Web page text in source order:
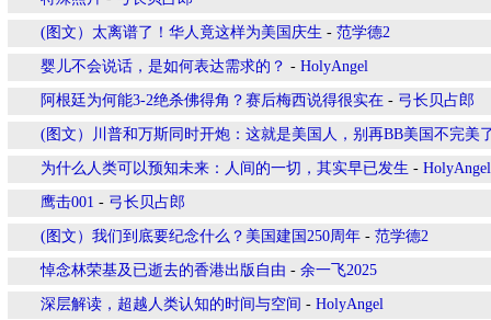
(图文）太离谱了！华人竟这样为美国庆生 - 范学德2
婴儿不会说话，是如何表达需求的？ - HolyAngel
阿根廷为何能3-2绝杀佛得角？赛后梅西说得很实在 - 弓长贝占郎
(图文）川普和万斯同时开炮：这就是美国人，别再BB美国不完美
为什么人类可以预知未来：人间的一切，其实早已发生 - HolyAngel
鹰击001 - 弓长贝占郎
(图文）我们到底要纪念什么？美国建国250周年 - 范学德2
悼念林荣基及已逝去的香港出版自由 - 余一飞2025
深层解读，超越人类认知的时间与空间 - HolyAngel